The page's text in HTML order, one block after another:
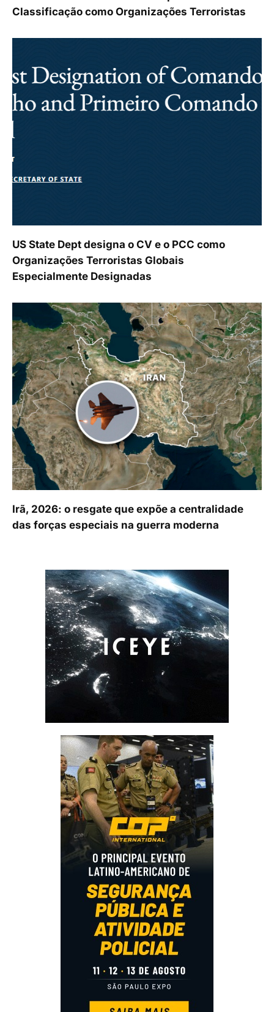
Classificação como Organizações Terroristas
US State Dept designa o CV e o PCC como
Organizações Terroristas Globais
Especialmente Designadas
Irã, 2026: o resgate que expõe a centralidade
das forças especiais na guerra moderna